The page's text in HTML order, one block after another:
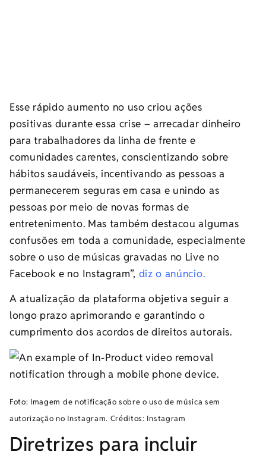
Esse rápido aumento no uso criou ações
positivas durante essa crise – arrecadar dinheiro
para trabalhadores da linha de frente e
comunidades carentes, conscientizando sobre
hábitos saudáveis, incentivando as pessoas a
permanecerem seguras em casa e unindo as
pessoas por meio de novas formas de
entretenimento. Mas também destacou algumas
confusões em toda a comunidade, especialmente
sobre o uso de músicas gravadas no Live no
Facebook e no Instagram”, diz o anúncio.
A atualização da plataforma objetiva seguir a
longo prazo aprimorando e garantindo o
cumprimento dos acordos de direitos autorais.
Foto: Imagem de notificação sobre o uso de música sem
autorização no Instagram. Créditos: Instagram
Diretrizes para incluir